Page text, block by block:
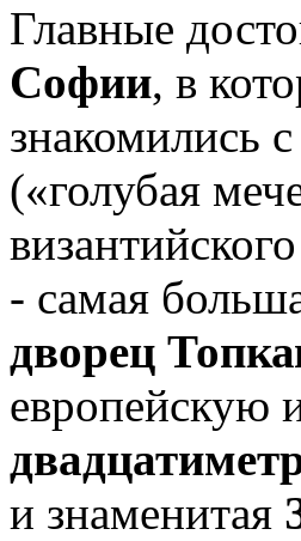
Главные
Софии, в
знакомились
(«голубая
- самая
дворец
европейскую
и знаменитая